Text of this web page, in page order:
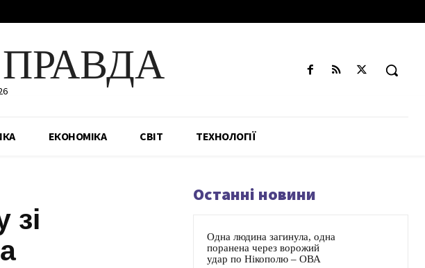
ЕКОНОМІКА СВІТ ТЕХНОЛОГІЇ
зі
Останні новини
Одна людина загинула, одна
поранена через ворожий
удар по Нікополю – ОВА